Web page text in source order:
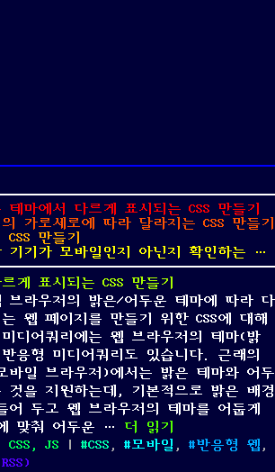
테마에서 다르게 표시되는 CSS 만들기
가로세로에 따라 달라지는 CSS 만들기
CSS 만들기
접속한 기기가 모바일인지 아닌지 확인하는 자바스크립트
게 표시되는 CSS 만들기
브라우저의 밝은/어두운 테마에 따라 다
웹 페이지를 만들기 위한 CSS에 대해
미디어쿼리에는 웹 브라우저의 테마(밝
응형 미디어쿼리도 있습니다. 근래의
바일 브라우저)에서는 밝은 테마와 어두
것을 지원하는데, 기본적으로 밝은 배경
어 두고 웹 브라우저의 테마를 어둡게
맞춰 어두운 … “어두운 테마에서 다
더 읽기
CSS, JS Tags
CSS , 모바일 , 반응형 웹 ,
RSS)